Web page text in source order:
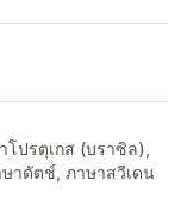
โปรตุเกส (บราซิล),
าดัตช์, ภาษาสวีเดน